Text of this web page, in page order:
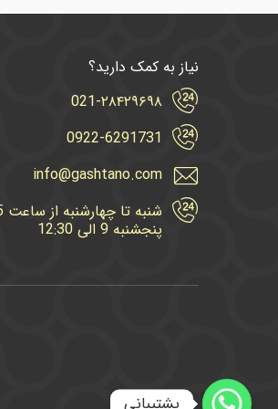
نیاز به کمک دارید؟
021-۲۸۴۲۹۶۹۸
0922-6291731
info@gashtano.com
شنبه تا چهارشنبه از ساعت 8:15 الی 21
پنجشنبه 9 الی 12:30
پشتیبانی